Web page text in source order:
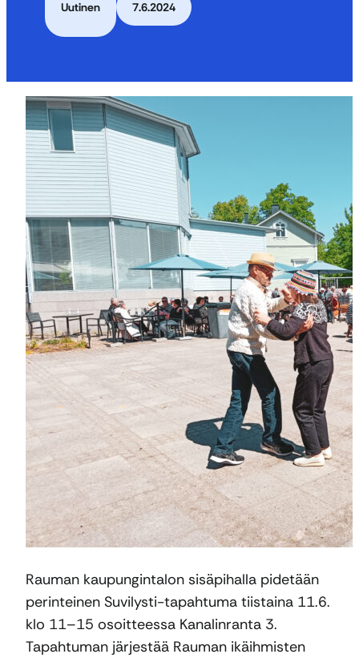
Uutinen 7.6.2024
Rauman kaupungintalon sisäpihalla pidetään
perinteinen Suvilysti-tapahtuma tiistaina 11.6.
klo 11–15 osoitteessa Kanalinranta 3.
Tapahtuman järjestää Rauman ikäihmisten